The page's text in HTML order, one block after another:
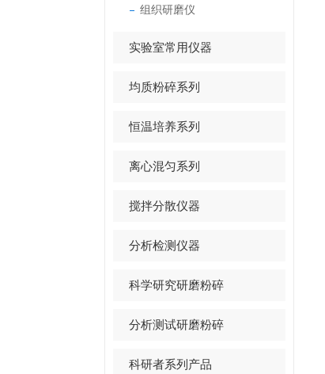
组织研磨仪
实验室常用仪器
均质粉碎系列
恒温培养系列
离心混匀系列
搅拌分散仪器
分析检测仪器
科学研究研磨粉碎
分析测试研磨粉碎
科研者系列产品